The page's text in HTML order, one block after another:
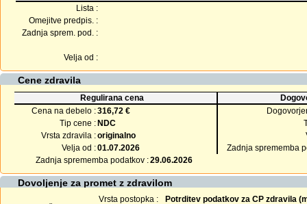
Lista :
Omejitve predpis. :
Zadnja sprem. pod. :
Velja od :
Cene zdravila
Regulirana cena
Cena na debelo :316,72 €
Tip cene : NDC
Vrsta zdravila :originalno
Velja od :01.07.2026
Zadnja sprememba
Zadnja sprememba podatkov :29.06.2026
Dovoljenje za promet z zdravilom
Vrsta postopka :
Potrditev podatkov za CP zdravila